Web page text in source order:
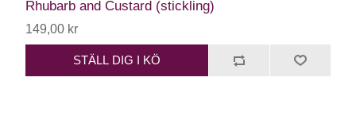
Rhubarb and Custard (stickling)
149,00 kr
STÄLL DIG I KÖ